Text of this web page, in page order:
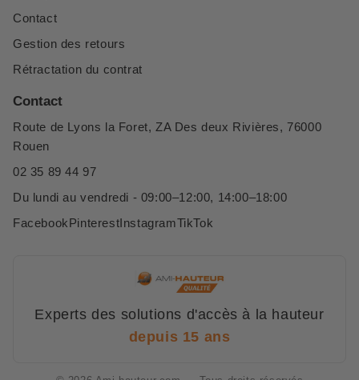
Contact
Gestion des retours
Rétractation du contrat
Contact
Route de Lyons la Foret, ZA Des deux Rivières, 76000
Rouen
02 35 89 44 97
Du lundi au vendredi - 09:00–12:00, 14:00–18:00
FacebookPinterestInstagramTikTok
Experts des solutions d'accès à la hauteur
depuis 15 ans